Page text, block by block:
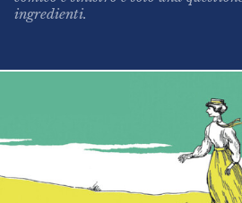
ingredienti.